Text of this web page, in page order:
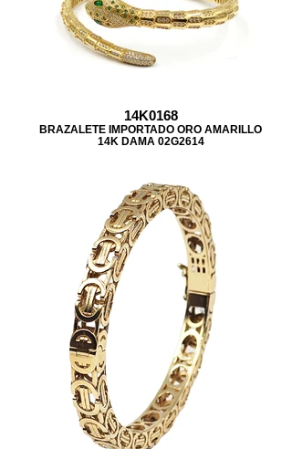
14K0168
BRAZALETE IMPORTADO ORO AMARILLO
14K DAMA 02G2614